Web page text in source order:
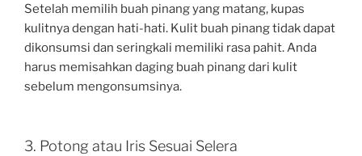
Setelah memilih buah pinang yang matang, kupas
kulitnya dengan hati-hati. Kulit buah pinang tidak dapat
dikonsumsi dan seringkali memiliki rasa pahit. Anda
harus memisahkan daging buah pinang dari kulit
sebelum mengonsumsinya.
3. Potong atau Iris Sesuai Selera